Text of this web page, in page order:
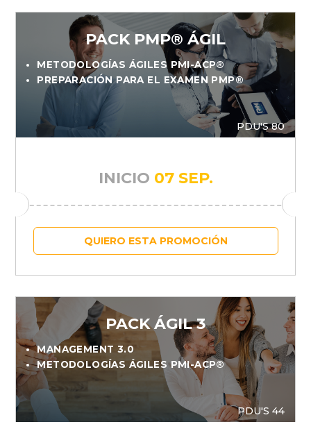
PACK PMP® ÁGIL
METODOLOGÍAS ÁGILES PMI-ACP®
PREPARACIÓN PARA EL EXAMEN PMP®
PDU'S 80
INICIO 07 SEP.
QUIERO ESTA PROMOCIÓN
PACK ÁGIL 3
MANAGEMENT 3.0
METODOLOGÍAS ÁGILES PMI-ACP®
PDU'S 44